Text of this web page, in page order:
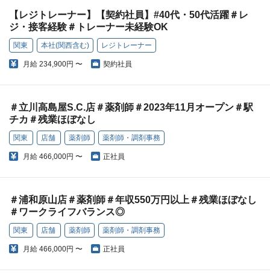
【レジトレーナー】【契約社員】#40代・50代活躍＃レ
ジ・接客経験＃トレーナー未経験OK
関東 本社(関西含む) レジトレーナー
月給 234,900円 〜 契約社員
＃立川高島屋S.C.店＃薬剤師＃2023年11月オープン＃駅
チカ＃残業ほぼなし
関東 店舗 薬剤師 薬剤師・調剤事務
月給 466,000円 〜 正社員
＃浦和原山店＃薬剤師＃年収550万円以上＃残業ほぼなし
＃ワークライフバランス◎
関東 店舗 薬剤師 薬剤師・調剤事務
月給 466,000円 〜 正社員